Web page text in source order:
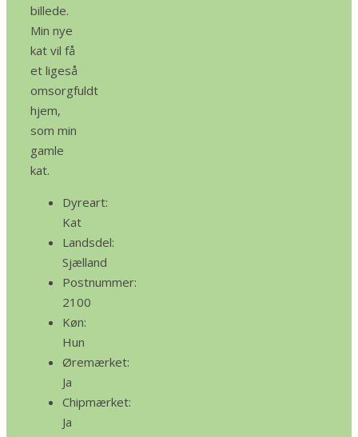
billede.
Min nye
kat vil få
et ligeså
omsorgfuldt
hjem,
som min
gamle
kat.
Dyreart:
Kat
Landsdel:
Sjælland
Postnummer:
2100
Køn:
Hun
Øremærket:
Ja
Chipmærket:
Ja